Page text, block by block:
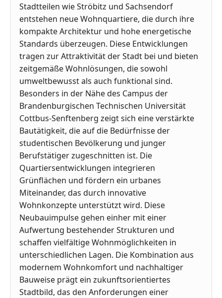
Stadtteilen wie Ströbitz und Sachsendorf
entstehen neue Wohnquartiere, die durch ihre
kompakte Architektur und hohe energetische
Standards überzeugen. Diese Entwicklungen
tragen zur Attraktivität der Stadt bei und bieten
zeitgemäße Wohnlösungen, die sowohl
umweltbewusst als auch funktional sind.
Besonders in der Nähe des Campus der
Brandenburgischen Technischen Universität
Cottbus-Senftenberg zeigt sich eine verstärkte
Bautätigkeit, die auf die Bedürfnisse der
studentischen Bevölkerung und junger
Berufstätiger zugeschnitten ist. Die
Quartiersentwicklungen integrieren
Grünflächen und fördern ein urbanes
Miteinander, das durch innovative
Wohnkonzepte unterstützt wird. Diese
Neubauimpulse gehen einher mit einer
Aufwertung bestehender Strukturen und
schaffen vielfältige Wohnmöglichkeiten in
unterschiedlichen Lagen. Die Kombination aus
modernem Wohnkomfort und nachhaltiger
Bauweise prägt ein zukunftsorientiertes
Stadtbild, das den Anforderungen einer